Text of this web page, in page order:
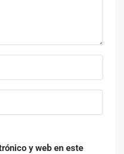
y web en este